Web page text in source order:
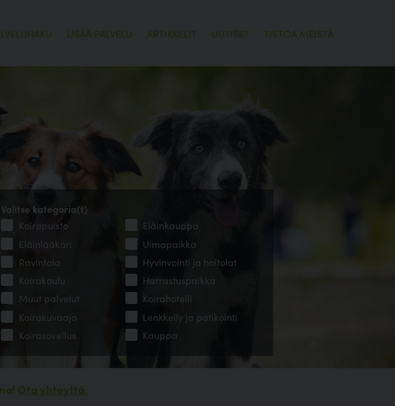
LISÄÄ PALVELU ARTIKKELIT UUTISET TIETOA MEISTÄ
Valitse kategoria(t)
Koirapuisto
Eläinkauppa
Eläinlääkäri
Uimapaikka
Ravintola
Hyvinvointi ja hoitolat
Koirakoulu
Harrastuspaikka
Muut palvelut
Koirahotelli
Koirakuvaaja
Lenkkeily ja patikointi
Koirasovellus
Kauppa
Ota yhteyttä.